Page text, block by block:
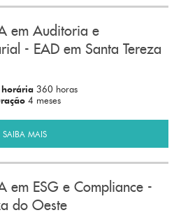
em Auditoria e
- EAD em Santa Tereza
360 horas
4 meses
SAIBA MAIS
em ESG e Compliance -
do Oeste